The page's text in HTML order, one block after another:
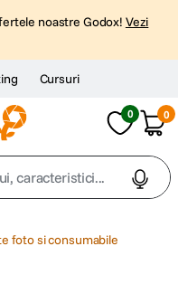
noastre Godox! Vezi
Cursuri
0 0
foto si consumabile